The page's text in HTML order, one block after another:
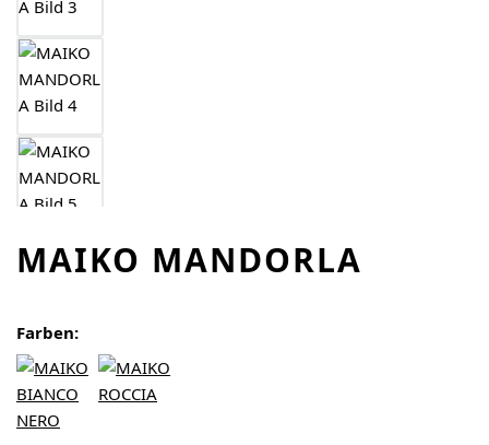
MAIKO MANDORLA
Farben: